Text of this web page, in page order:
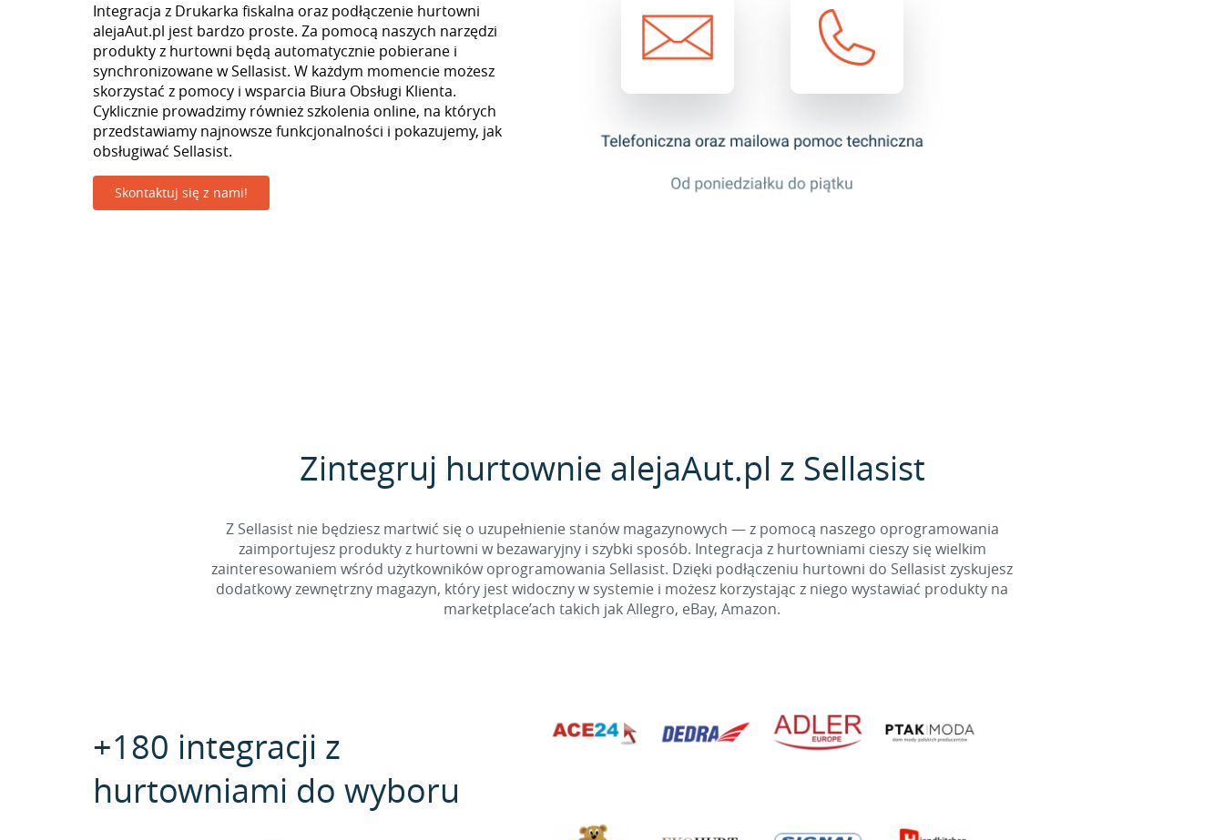
Integracja z Drukarka fiskalna oraz podłączenie hurtowni
alejaAut.pl jest bardzo proste. Za pomocą naszych narzędzi
produkty z hurtowni będą automatycznie pobierane i
synchronizowane w Sellasist. W każdym momencie możesz
skorzystać z pomocy i wsparcia Biura Obsługi Klienta.
Cyklicznie prowadzimy również szkolenia online, na których
przedstawiamy najnowsze funkcjonalności i pokazujemy, jak
obsługiwać Sellasist.
Skontaktuj się z nami!
Zintegruj hurtownie alejaAut.pl z Sellasist
Z Sellasist nie będziesz martwić się o uzupełnienie stanów magazynowych — z pomocą naszego oprogramowania
zaimportujesz produkty z hurtowni w bezawaryjny i szybki sposób. Integracja z hurtowniami cieszy się wielkim
zainteresowaniem wśród użytkowników oprogramowania Sellasist. Dzięki podłączeniu hurtowni do Sellasist zyskujesz
dodatkowy zewnętrzny magazyn, który jest widoczny w systemie i możesz korzystając z niego wystawiać produkty na
marketplace’ach takich jak Allegro, eBay, Amazon.
+180 integracji z
hurtowniami do wyboru